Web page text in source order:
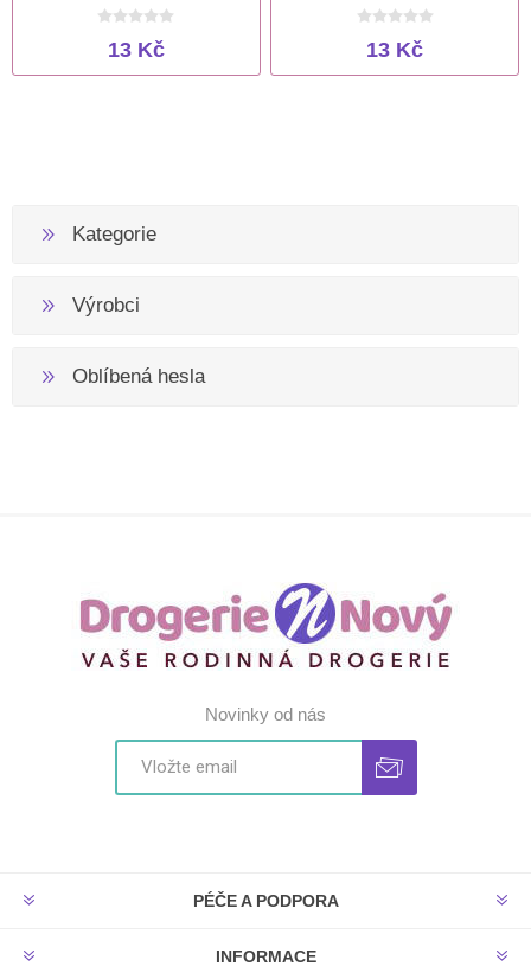
13 Kč 13 Kč
Kategorie
Výrobci
Oblíbená hesla
Novinky od nás
PÉČE A PODPORA
INFORMACE